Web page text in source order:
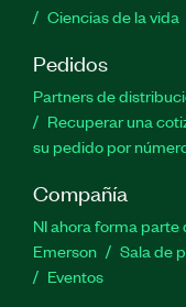
Ciencias de la vida
Pedidos
Partners de
Recuperar una
su pedido por
Compañía
NI ahora forma parte
Emerson
Sala de
Eventos